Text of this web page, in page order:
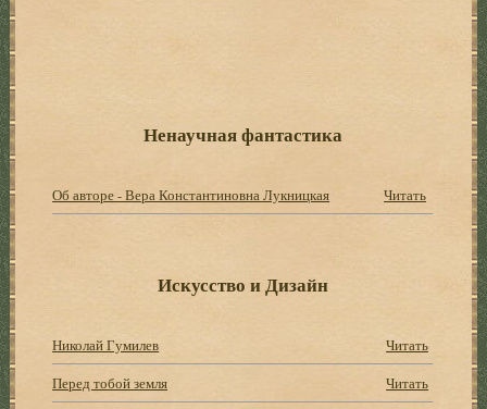
Ненаучная фантастика
Об авторе - Вера Константиновна Лукницкая Читать
Искусство и Дизайн
Николай Гумилев
Читать
Перед тобой земля
Читать